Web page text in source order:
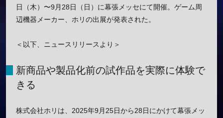
日（木）〜9月28日（日）に幕張メッセにて開催。ゲーム周
辺機器メーカー、ホリの出展が発表された。
＜以下、ニュースリリースより＞
新商品や製品化前の試作品を実際に体験で
きる
株式会社ホリは、2025年9月25日から28日にかけて幕張メッ